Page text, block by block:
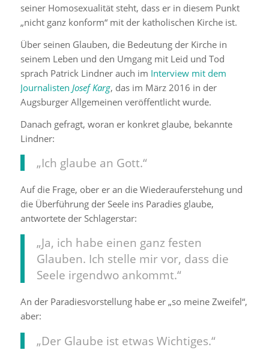
seiner Homosexualität steht, dass er in diesem Punkt
„nicht ganz konform“ mit der katholischen Kirche ist.
Über seinen Glauben, die Bedeutung der Kirche in
seinem Leben und den Umgang mit Leid und Tod
sprach Patrick Lindner auch im Interview mit dem
Journalisten Josef Karg, das im März 2016 in der
Augsburger Allgemeinen veröffentlicht wurde.
Danach gefragt, woran er konkret glaube, bekannte
Lindner:
„Ich glaube an Gott.“
Auf die Frage, ober er an die Wiederauferstehung und
die Überführung der Seele ins Paradies glaube,
antwortete der Schlagerstar:
„Ja, ich habe einen ganz festen
Glauben. Ich stelle mir vor, dass die
Seele irgendwo ankommt.“
An der Paradiesvorstellung habe er „so meine Zweifel“,
aber:
„Der Glaube ist etwas Wichtiges.“